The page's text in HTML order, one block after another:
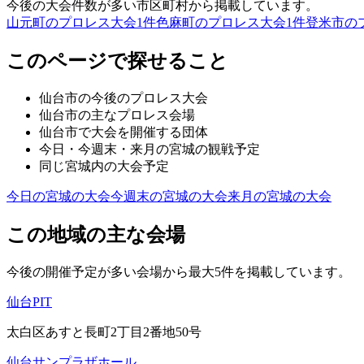
今後の大会件数が多い市区町村から掲載しています。
山元町のプロレス大会1件色麻町のプロレス大会1件登米市の
このページで探せること
仙台市の今後のプロレス大会
仙台市の主なプロレス会場
仙台市で大会を開催する団体
今日・今週末・来月の宮城の観戦予定
同じ宮城内の大会予定
今日の宮城の大会今週末の宮城の大会来月の宮城の大会
この地域の主な会場
今後の開催予定が多い会場から最大5件を掲載しています。
仙台PIT
太白区あすと長町2丁目2番地50号